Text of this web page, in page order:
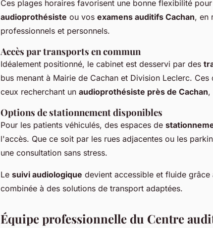
Ces plages horaires favorisent une bonne flexibilité
audioprothésiste ou vos examens auditifs Cachan, en
professionnels et personnels.
Accès par transports en commun
Idéalement positionné, le cabinet est desservi par des
bus menant à Mairie de Cachan et Division Leclerc.
ceux recherchant un audioprothésiste près de Cachan,
Options de stationnement disponibles
Pour les patients véhiculés, des espaces de
l'accès. Que ce soit par les rues adjacentes ou les
une consultation sans stress.
Le suivi audiologique devient accessible et fluide
combinée à des solutions de transport adaptées.
Équipe professionnelle du Centre